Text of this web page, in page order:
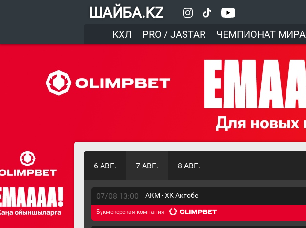
ШАЙБА.KZ
КХЛ
PRO / JASTAR ЧЕМПИОНАТ МИРА
6 АВГ. 7 АВГ. 8 АВГ.
07/08 13:00 АКМ - ХК Актобе
Букмекерская компания